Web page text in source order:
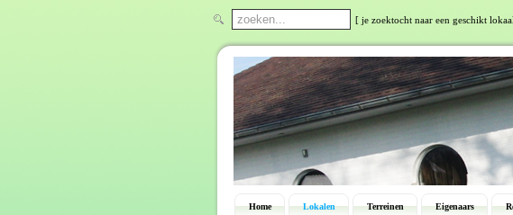
[ je zoektocht naar een geschikt
Home Lokalen Terreinen Eigenaars